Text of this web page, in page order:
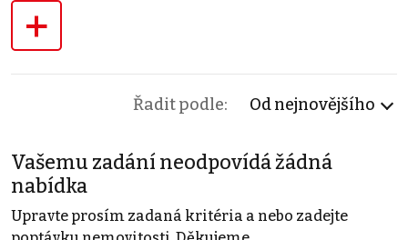
+
Řadit podle: Od nejnovějšího
Vašemu zadání neodpovídá žádná
nabídka
Upravte prosím zadaná kritéria a nebo zadejte